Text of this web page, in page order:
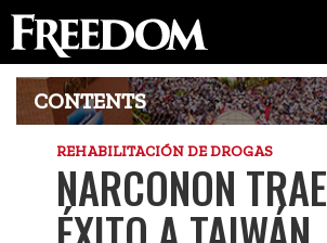
CONTENTS
REHABILITACIÓN DE DROGAS
NARCONON TRAE